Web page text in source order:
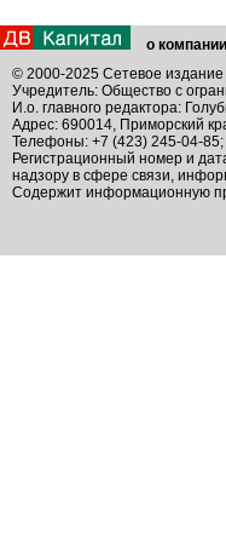
о компании
© 2000-2025 Сетевое
Учредитель: Общество с
И.о. главного редактора:
Адрес: 690014, Приморский
Телефоны: +7 (423) 245-04-85;
Регистрационный номер и
надзору в сфере связи,
Содержит информационную